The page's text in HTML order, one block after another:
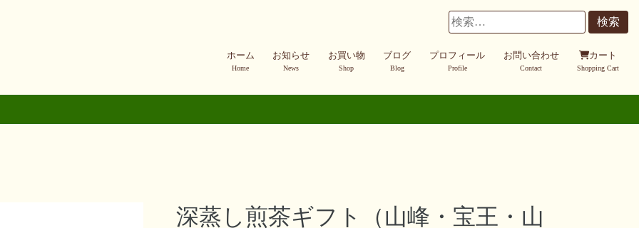
ホーム
Home
お知らせ
News
お買い物
Shop
ブログ
Blog
プロフィール
Profile
お問い合わせ
Contact
カート
Shopping Cart
検
索:
深蒸し煎茶ギフト（山峰・宝王・山